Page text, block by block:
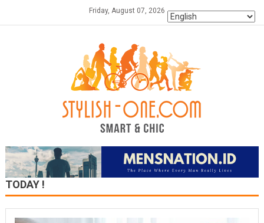
Friday, August 07, 2026
TODAY !